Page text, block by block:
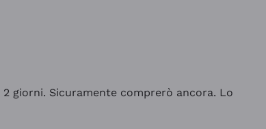
giorni. Sicuramente comprerò ancora. Lo